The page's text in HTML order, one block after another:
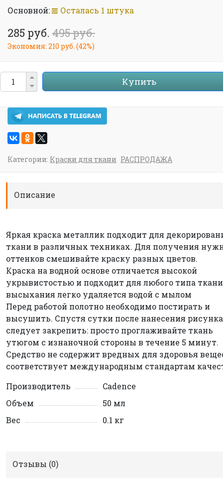
Основной: Осталась 1 штука
285 руб. 495 руб.
Экономия: 210 руб. (42%)
Купить
Категории: Краски для ткани РАСПРОДАЖА
Описание
Яркая краска металлик подходит для
ткани в различных техниках. Для получения
оттенков смешивайте краску разных цветов.
Краска на водной основе отличается высокой
укрывистостью и подходит для любого типа
высыхания легко удаляется водой с мылом
Перед работой полотно необходимо постирать и
высушить. Спустя сутки после нанесения рисунка
следует закрепить: просто проглаживайте ткань
утюгом с изнаночной стороны в течение 5 минут.
Средство не содержит вредных для здоровья
соответствует международным стандартам
Производитель
Cadence
Объем
50 мл
Вес
0.1 кг
Отзывы (0)